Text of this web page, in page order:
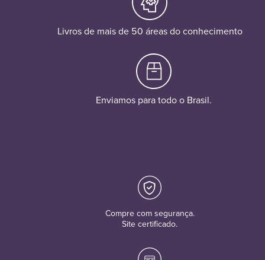
Livros de mais de 50 áreas do conhecimento
Enviamos para todo o Brasil.
Compre com segurança.
Site certificado.